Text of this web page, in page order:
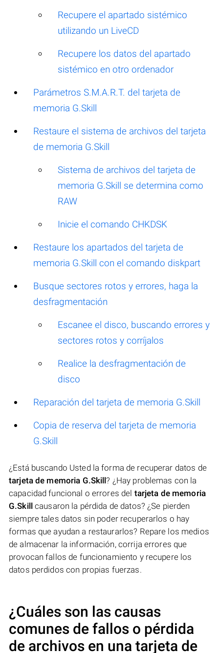
Recupere el apartado sistémico
utilizando un LiveCD
Recupere los datos del apartado
sistémico en otro ordenador
Parámetros S.M.A.R.T. del tarjeta de
memoria G.Skill
Restaure el sistema de archivos del tarjeta
de memoria G.Skill
Sistema de archivos del tarjeta de
memoria G.Skill se determina como
RAW
Inicie el comando CHKDSK
Restaure los apartados del tarjeta de
memoria G.Skill con el comando diskpart
Busque sectores rotos y errores, haga la
desfragmentación
Escanee el disco, buscando errores y
sectores rotos y corríjalos
Realice la desfragmentación de
disco
Reparación del tarjeta de memoria G.Skill
Copia de reserva del tarjeta de memoria
G.Skill
¿Está buscando Usted la forma de recuperar datos de
tarjeta de memoria G.Skill? ¿Hay problemas con la
capacidad funcional o errores del tarjeta de memoria
G.Skill causaron la pérdida de datos? ¿Se pierden
siempre tales datos sin poder recuperarlos o hay
formas que ayudan a restaurarlos? Repare los medios
de almacenar la información, corrija errores que
provocan fallos de funcionamiento y recupere los
datos perdidos con propias fuerzas.
¿Cuáles son las causas
comunes de fallos o pérdida
de archivos en una tarjeta de